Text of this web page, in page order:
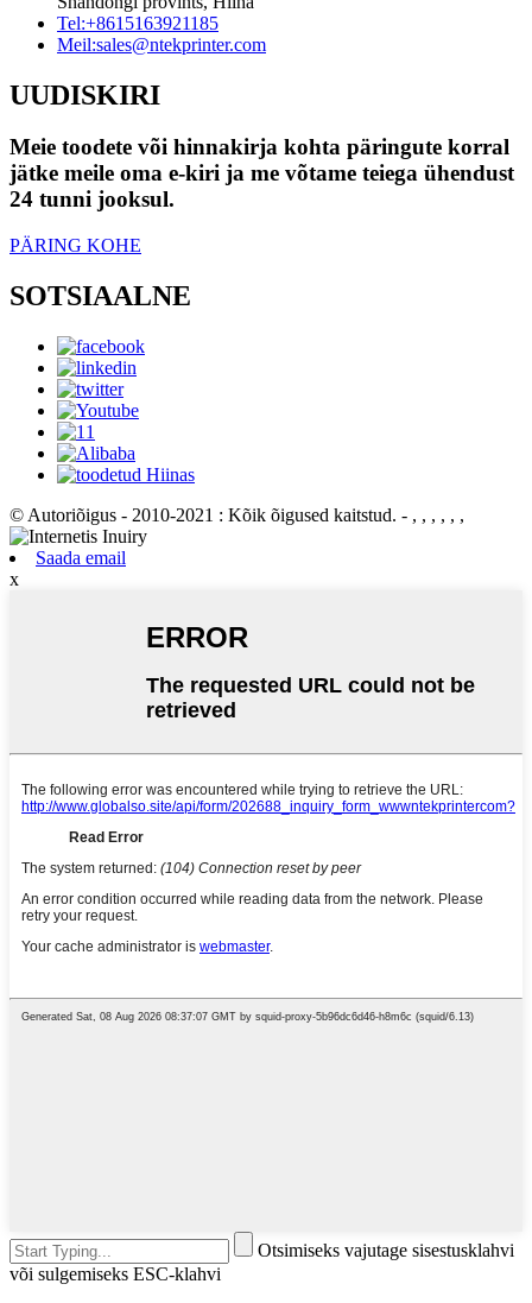
Tel:+8615163921185
Meil:sales@ntekprinter.com
UUDISKIRI
Meie toodete või hinnakirja kohta päringute korral
jätke meile oma e-kiri ja me võtame teiega ühendust
24 tunni jooksul.
PÄRING KOHE
SOTSIAALNE
© Autoriõigus - 2010-2021 : Kõik õigused kaitstud. - , , , , , ,
Saada email
x
Otsimiseks vajutage sisestusklahvi
või sulgemiseks ESC-klahvi